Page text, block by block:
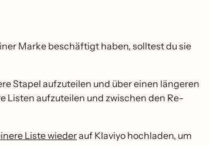
Marke beschäftigt haben, solltest du sie
Stapel aufzuteilen und über einen längeren
Listen aufzuteilen und zwischen den Re-
Liste wiederauf Klaviyo hochladen, um